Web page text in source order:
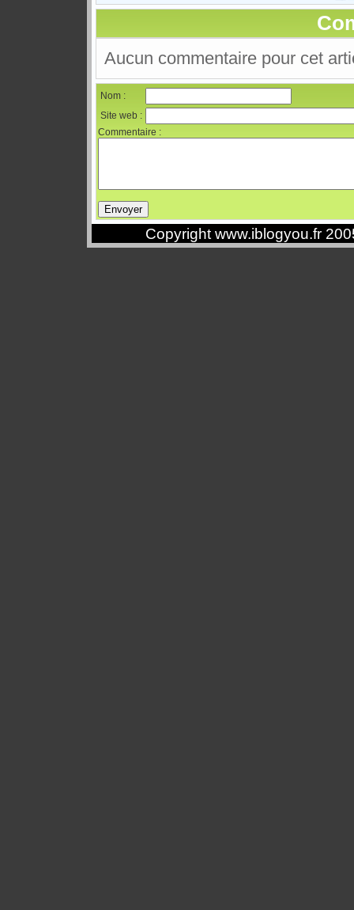
Aucun commentaire pour cet
Nom :
Site web :
Commentaire :
Copyright www.iblogyou.fr